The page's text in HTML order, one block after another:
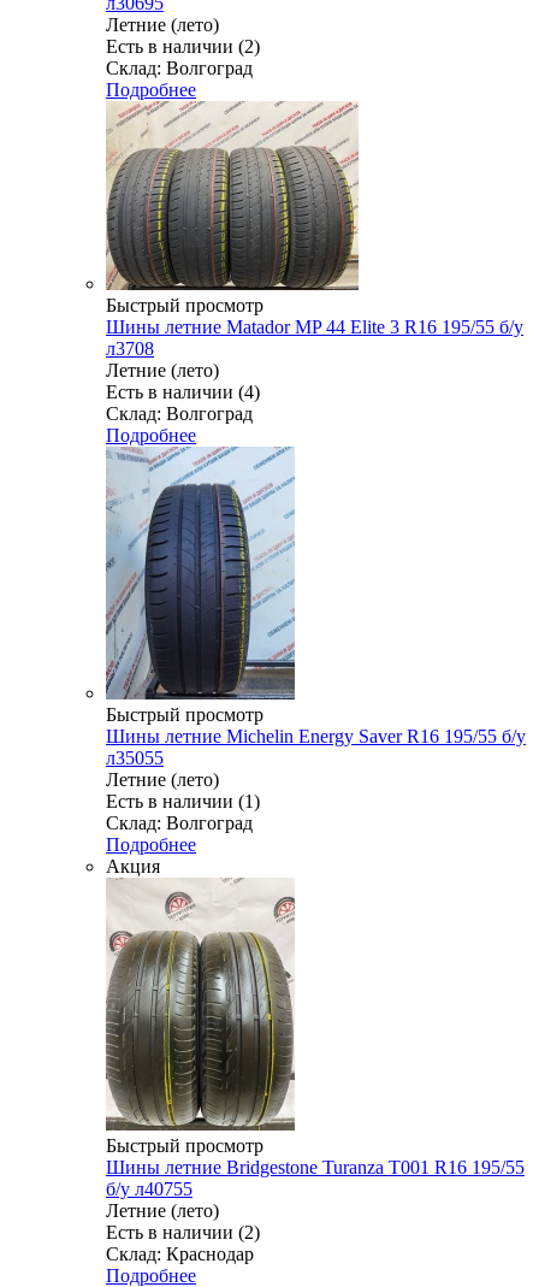
Летние (лето)
Есть в наличии (2)
Склад: Волгоград
Подробнее
Быстрый просмотр
Шины летние Matador MP 44 Elite 3 R16 195/55 б/у
л3708
Летние (лето)
Есть в наличии (4)
Склад: Волгоград
Подробнее
Быстрый просмотр
Шины летние Michelin Energy Saver R16 195/55 б/у
л35055
Летние (лето)
Есть в наличии (1)
Склад: Волгоград
Подробнее
Акция
Быстрый просмотр
Шины летние Bridgestone Turanza T001 R16 195/55
б/у л40755
Летние (лето)
Есть в наличии (2)
Склад: Краснодар
Подробнее